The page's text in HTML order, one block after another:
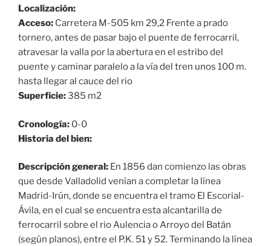
Localización:
Acceso: Carretera M-505 km 29,2 Frente a prado
tornero, antes de pasar bajo el puente de ferrocarril,
atravesar la valla por la abertura en el estribo del
puente y caminar paralelo a la vía del tren unos 100 m.
hasta llegar al cauce del rio
Superficie:385 m2
Cronología: 0-0
Historia del bien:
Descripción general: En 1856 dan comienzo las obras
que desde Valladolid venían a completar la línea
Madrid-Irún, donde se encuentra el tramo El Escorial-
Ávila, en el cual se encuentra esta alcantarilla de
ferrocarril sobre el rio Aulencia o Arroyo del Batán
(según planos), entre el P.K. 51 y 52. Terminando la línea